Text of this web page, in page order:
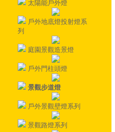
太陽能戶外燈
戶外地底燈投射燈系
列
庭園景觀造景燈
戶外門柱頭燈
景觀步道燈
戶外景觀壁燈系列
景觀路燈系列